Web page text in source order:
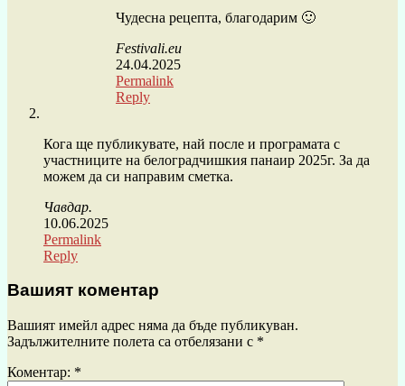
Чудесна рецепта, благодарим 🙂
Festivali.eu
24.04.2025
Permalink
Reply
Кога ще публикувате, най после и програмата с
участниците на белоградчишкия панаир 2025г. За да
можем да си направим сметка.
Чавдар.
10.06.2025
Permalink
Reply
Вашият коментар
Вашият имейл адрес няма да бъде публикуван.
Задължителните полета са отбелязани с *
Коментар: *